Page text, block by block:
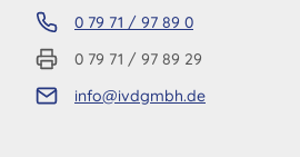
0 79 71 / 97 89 0
0 79 71 / 97 89 29
info@ivdgmbh.de